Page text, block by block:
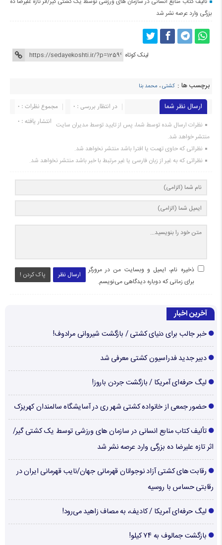
بزرگی وارد عرصه نشر شد
لینک کوتاه
برچسب ها : کشتی، محمد بنا
ارسال نظر شما مجموع نظرات : 0
در انتظار بررسی : 0
انتشار یافته : ۰ نظرات ارسال شده توسط شما، پس از تایید توسط مدیران سایت
منتشر خواهد شد.
نظراتی که حاوی تهمت یا افترا باشد منتشر نخواهد شد.
نظراتی که به غیر از زبان فارسی یا غیر مرتبط با خبر باشد منتشر نخواهد شد.
ارسال نظر پاک کردن !
ذخیره نام، ایمیل و وبسایت من در مرورگر
برای زمانی که دوباره دیدگاهی می‌نویسم.
آخرین اخبار
خبر جالب برای دنیای کشتی / بازگشت شیروانی مرادوف!
دبیر جدید فدراسیون کشتی معرفی شد
لیگ حرفه‌ای آمریکا / بازگشت جردن باروز!
حضور جمعی از خانواده کشتی شهر ری در آسایشگاه سالمندان کهریزک
تألیف کتاب منابع انسانی در سازمان های ورزشی توسط یک کشتی گیر/
اثر تازه علیرضا ده بزرگی وارد عرصه نشر شد
رقابت های کشتی آزاد نوجوانان قهرمانی جهان/نایب قهرمانی ایران در
رقابتی حساس با روسیه
لیگ حرفه‌ای آمریکا / کادیف، به مصاف زاهید می‌رود!
بازگشت جمالوف به ۷۴ کیلو!